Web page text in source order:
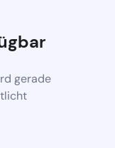
gerade